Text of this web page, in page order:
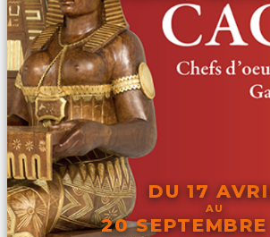
DU 17
AU
20